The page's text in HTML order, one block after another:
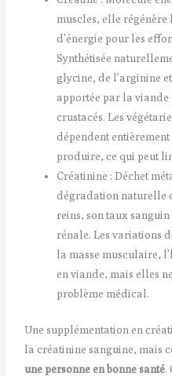
muscles, elle régénère
d’énergie pour les
Synthétisée
glycine, de l’arginine
apportée par la viande
crustacés. Les
dépendent
produire, ce qui peut
Créatinine : Déchet
dégradation naturelle
reins, son taux
rénale. Les variations
la masse musculaire,
en viande, mais elles
problème médical.
Une supplémentation en
la créatinine sanguine, mais
une personne en bonne santé.